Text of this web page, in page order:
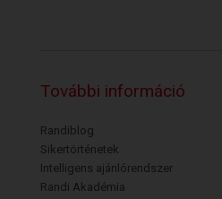
További információ
Randiblog
Sikertörténetek
Intelligens ajánlórendszer
Randi Akadémia